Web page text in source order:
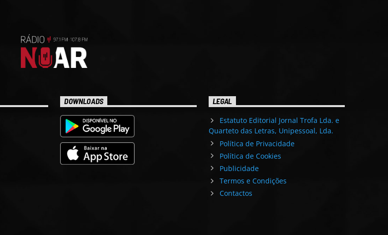
DOWNLOADS LEGAL
Estatuto Editorial Jornal Trofa Lda. e
Quarteto das Letras, Unipessoal, Lda.
Política de Privacidade
Política de Cookies
Publicidade
Termos e Condições
Contactos